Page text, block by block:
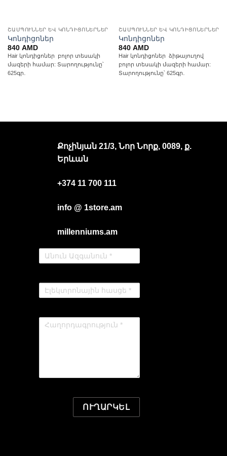
ՇԱՄՊՈՒՆՆԵՐ ԵՎ ԿՈՆԴԻՑՈՆԵՐՆԵՐ
Կոնդիցոներ
840 AMD
Hair կոնդիցոներ բոլոր տեսակի
մազերի համար: Տարողությունը՝
625գր․
ՇԱՄՊՈՒՆՆԵՐ ԵՎ ԿՈՆԴԻՑՈՆԵՐՆԵՐ
Կոնդիցոներ
840 AMD
Hair կոնդիցոներ ձիթայուղով
բոլոր տեսակի մազերի համար:
Տարողությունը՝ 625գր․
Քոչինյան 21/3, Նոր Նորք, 0089, ք.
Երևան
+374 11 700 111
info @ 1store.am
millenniums.am
ՈՒՂԱՐԿԵԼ